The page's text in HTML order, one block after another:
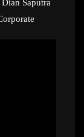
Saputra